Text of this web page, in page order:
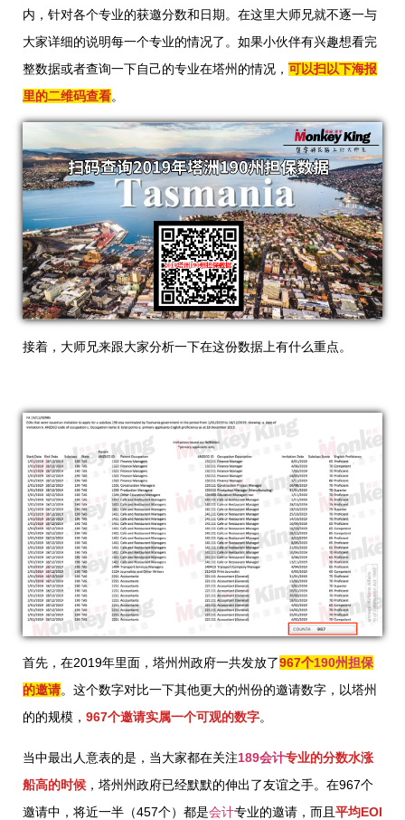
内，针对各个专业的获邀分数和日期。在这里大师兄就不逐一与
大家详细的说明每一个专业的情况了。如果小伙伴有兴趣想看完
整数据或者查询一下自己的专业在塔州的情况， 可以扫以下海报
里的二维码查看。
接着，大师兄来跟大家分析一下在这份数据上有什么重点。
首先，在2019年里面，塔州州政府一共发放了967个190州担保
的邀请。这个数字对比一下其他更大的州份的邀请数字，以塔州
的的规模， 967个邀请实属一个可观的数字。
当中最出人意表的是，当大家都在关注189会计专业的分数水涨
船高的时候 ，塔州州政府已经默默的伸出了友谊之手。在967个
邀请中，将近一半（457个）都是会计专业的邀请，而且 平均EOI